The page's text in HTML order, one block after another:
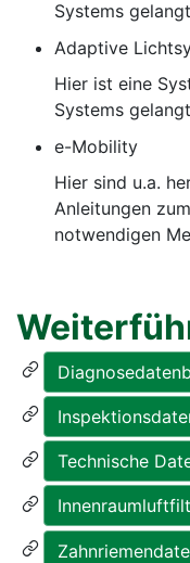
Systems
Adaptive
Hier ist eine
Systems
e-Mobility
Hier sind u.a.
Anleitungen
notwendigen
Technische